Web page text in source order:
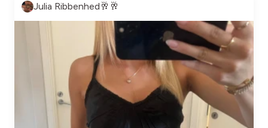
Julia Ribbenhed🥂🥂